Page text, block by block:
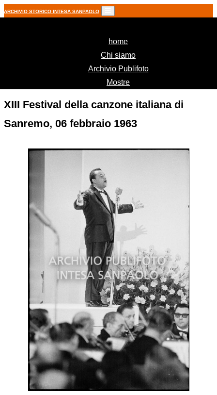
ARCHIVIO STORICO INTESA SANPAOLO
home(current)
Chi siamo
Archivio Publifoto
Mostre
XIII Festival della canzone italiana di
Sanremo, 06 febbraio 1963